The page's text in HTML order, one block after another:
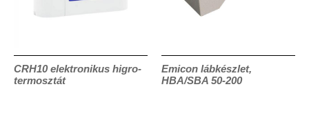
CRH10 elektronikus higro-
termosztát
Emicon lábkészlet,
HBA/SBA 50-200